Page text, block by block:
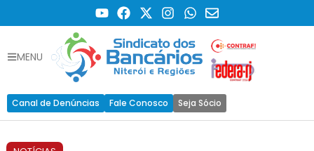
MENU
Canal de Denúncias Fale Conosco Seja Sócio